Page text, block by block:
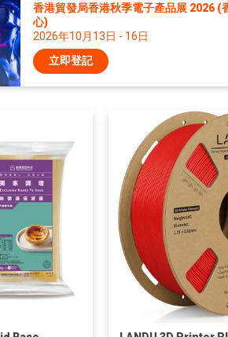
香港貿發局香港秋季電子產品展 2026 (
心)
2026年10月13日 - 16日
立即登記